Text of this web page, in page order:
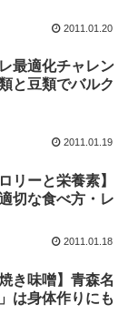
2011.01.20
最適化チャレン
と豆類でバルク
2011.01.19
リーと栄養素】
切な食べ方・レ
2011.01.18
き味噌】青森名
は身体作りにも